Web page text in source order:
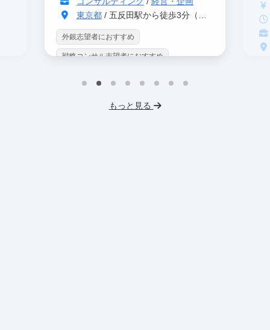
東京都/ 五反田駅から徒歩3分（大崎駅から徒歩8分）
外銀志望者におすすめ
戦略コンサル志望者におすすめ
もっと見る